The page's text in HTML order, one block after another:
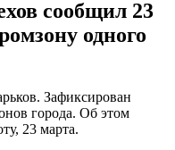
сообщил 23
одного
Зафиксирован
города. Об этом
23 марта.